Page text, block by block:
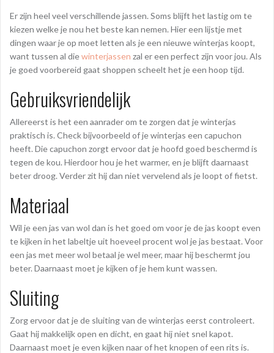
Er zijn heel veel verschillende jassen. Soms blijft het lastig om te
kiezen welke je nou het beste kan nemen. Hier een lijstje met
dingen waar je op moet letten als je een nieuwe winterjas koopt,
want tussen al diewinterjassen zal er een perfect zijn voor jou. Als
je goed voorbereid gaat shoppen scheelt het je een hoop tijd.
Gebruiksvriendelijk
Allereerst is het een aanrader om te zorgen dat je winterjas
praktisch is. Check bijvoorbeeld of je winterjas een capuchon
heeft. Die capuchon zorgt ervoor dat je hoofd goed beschermd is
tegen de kou. Hierdoor hou je het warmer, en je blijft daarnaast
beter droog. Verder zit hij dan niet vervelend als je loopt of fietst.
Materiaal
Wil je een jas van wol dan is het goed om voor je de jas koopt even
te kijken in het labeltje uit hoeveel procent wol je jas bestaat. Voor
een jas met meer wol betaal je wel meer, maar hij beschermt jou
beter. Daarnaast moet je kijken of je hem kunt wassen.
Sluiting
Zorg ervoor dat je de sluiting van de winterjas eerst controleert.
Gaat hij makkelijk open en dicht, en gaat hij niet snel kapot.
Daarnaast moet je even kijken naar of het knopen of een rits is.